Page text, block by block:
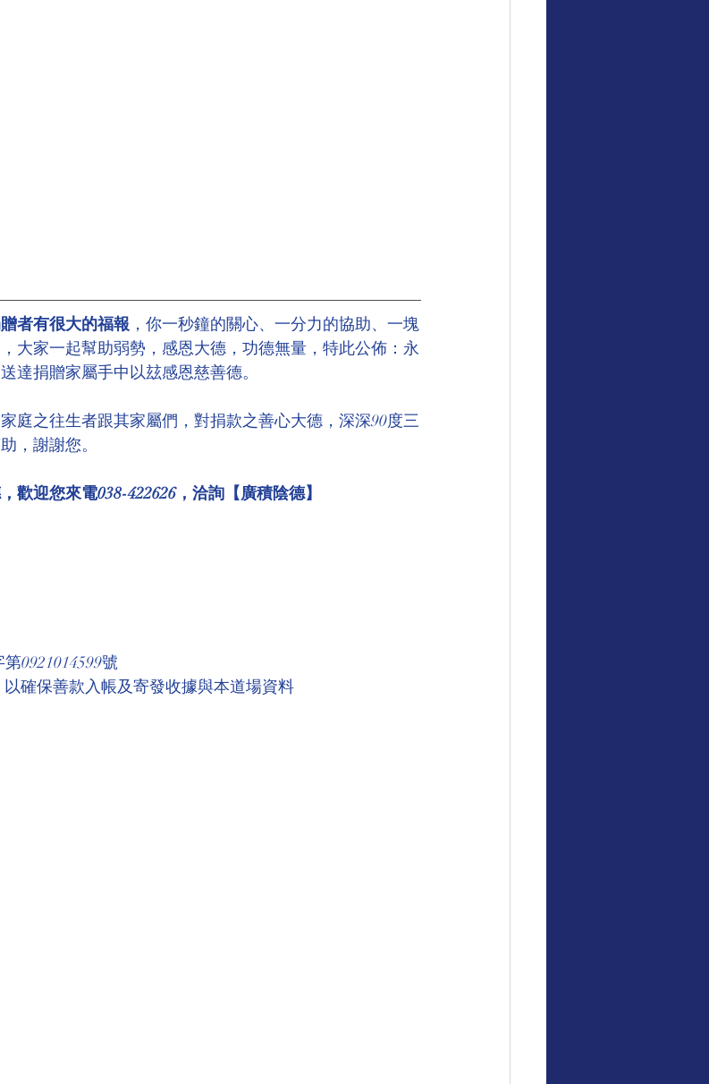
者有很大的福報，你一秒鐘的關心、一分力的協助、一塊
大家一起幫助弱勢，感恩大德，功德無量，特此公佈：永
達捐贈家屬手中以玆感恩慈善德。
庭之往生者跟其家屬們，對捐款之善心大德，深深90度三
，謝謝您。
迎您來電038-422626，洽詢【廣積陰德】
0921014599號
確保善款入帳及寄發收據與本道場資料